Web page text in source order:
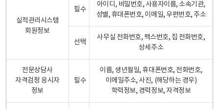
실적관리시스템
회원정보
필수
아이디, 비밀번호, 사용자이름, 소속기관,
성별, 휴대폰번호, 이메일, 우편번호, 주소
선택
사무실 전화번호, 팩스번호, 집 전화번호,
상세주소
전문상담사
자격검정 응시자
정보
필수
이름, 생년월일, 휴대폰번호, 전화번호,
이메일주소, 사진, (해당하는 경우)
학력정보, 경력정보, 자격정보